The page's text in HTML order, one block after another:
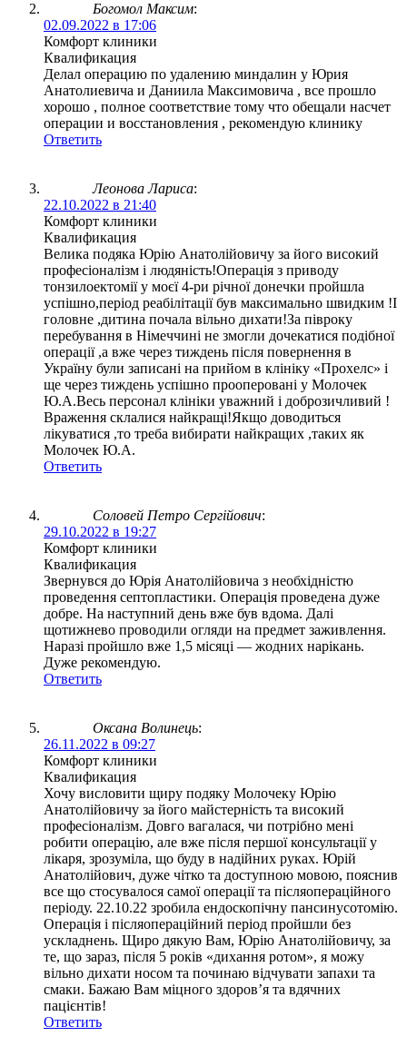
Богомол Максим:
02.09.2022 в 17:06
Комфорт клиники
Квалификация
Делал операцию по удалению миндалин у Юрия
Анатолиевича и Даниила Максимовича , все прошло
хорошо , полное соответствие тому что обещали насчет
операции и восстановления , рекомендую клинику
Ответить
Леонова Лариса:
22.10.2022 в 21:40
Комфорт клиники
Квалификация
Велика подяка Юрію Анатолійовичу за його високий
професіоналізм і людяність!Операція з приводу
тонзилоектомії у моєї 4-ри річної донечки пройшла
успішно,період реабілітації був максимально швидким !І
головне ,дитина почала вільно дихати!За півроку
перебування в Німеччині не змогли дочекатися подібної
операції ,а вже через тиждень після повернення в
Україну були записані на прийом в клініку «Прохелс» і
ще через тиждень успішно прооперовані у Молочек
Ю.А.Весь персонал клініки уважний і доброзичливий !
Враження склалися найкращі!Якщо доводиться
лікуватися ,то треба вибирати найкращих ,таких як
Молочек Ю.А.
Ответить
Соловей Петро Сергійович:
29.10.2022 в 19:27
Комфорт клиники
Квалификация
Звернувся до Юрія Анатолійовича з необхідністю
проведення септопластики. Операція проведена дуже
добре. На наступний день вже був вдома. Далі
щотижнево проводили огляди на предмет заживлення.
Наразі пройшло вже 1,5 місяці — жодних нарікань.
Дуже рекомендую.
Ответить
Оксана Волинець:
26.11.2022 в 09:27
Комфорт клиники
Квалификация
Хочу висловити щиру подяку Молочеку Юрію
Анатолійовичу за його майстерність та високий
професіоналізм. Довго вагалася, чи потрібно мені
робити операцію, але вже після першої консультації у
лікаря, зрозуміла, що буду в надійних руках. Юрій
Анатолійович, дуже чітко та доступною мовою, пояснив
все що стосувалося самої операції та післяопераційного
періоду. 22.10.22 зробила ендоскопічну пансинусотомію.
Операція і післяопераційний період пройшли без
ускладнень. Щиро дякую Вам, Юрію Анатолійовичу, за
те, що зараз, після 5 років «дихання ротом», я можу
вільно дихати носом та починаю відчувати запахи та
смаки. Бажаю Вам міцного здоров’я та вдячних
пацієнтів!
Ответить